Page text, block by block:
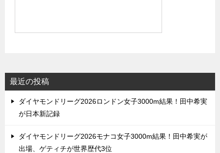
最近の投稿
ダイヤモンドリーグ2026ロンドン女子3000m結果！田中希実
が日本新記録
ダイヤモンドリーグ2026モナコ女子3000m結果！田中希実が
出場、ゲティチが世界歴代3位